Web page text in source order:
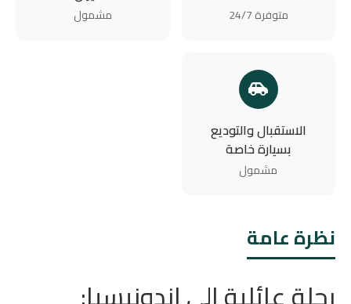
متوفرة 24/7 مشمول
الاستقبال والتوديع
بسيارة خاصة
مشمول
نظرة عامة